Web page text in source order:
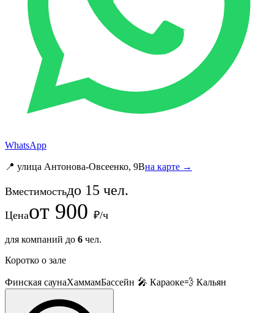
WhatsApp
📍 улица Антонова-Овсеенко, 9Bна карте →
Вместимостьдо 15 чел.
Ценаот 900 ₽/ч
для компаний до 6 чел.
Коротко о зале
Финская саунаХаммамБассейн 🎤 Караоке💨 Кальян